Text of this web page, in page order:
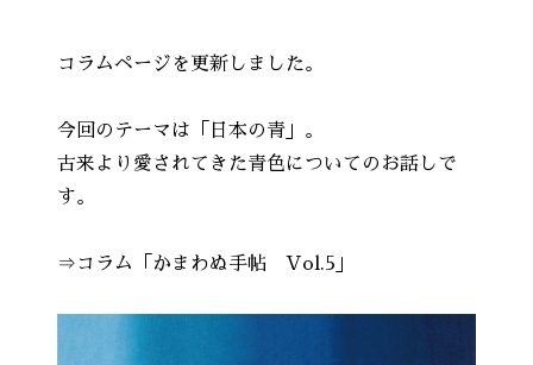
コラムページを更新しました。
今回のテーマは「日本の青」。
古来より愛されてきた青色についてのお話しで
す。
⇒コラム「かまわぬ手帖 Vol.5」